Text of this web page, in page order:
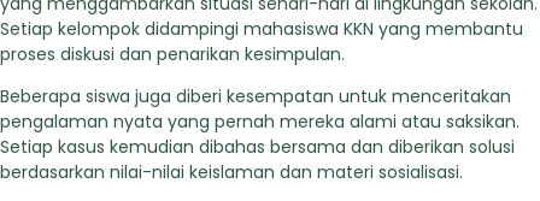
Setiap kelompok didampingi mahasiswa KKN yang membantu
proses diskusi dan penarikan kesimpulan.
Beberapa siswa juga diberi kesempatan untuk menceritakan
pengalaman nyata yang pernah mereka alami atau saksikan.
Setiap kasus kemudian dibahas bersama dan diberikan solusi
berdasarkan nilai-nilai keislaman dan materi sosialisasi.